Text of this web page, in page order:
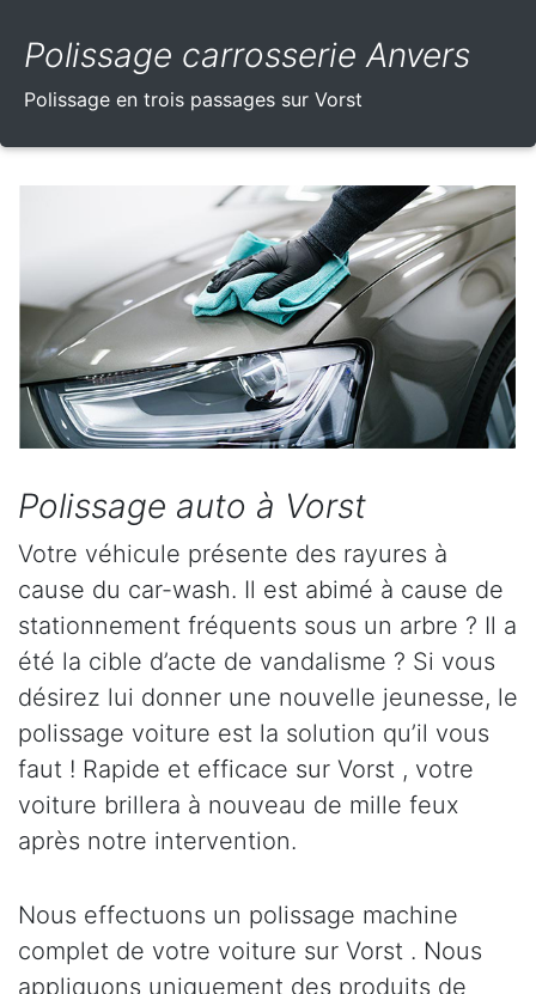
Polissage carrosserie Anvers
Polissage en trois passages sur Vorst
Polissage auto à Vorst
Votre véhicule présente des rayures à
cause du car-wash. Il est abimé à cause de
stationnement fréquents sous un arbre ? Il a
été la cible d’acte de vandalisme ? Si vous
désirez lui donner une nouvelle jeunesse, le
polissage voiture est la solution qu’il vous
faut ! Rapide et efficace sur Vorst , votre
voiture brillera à nouveau de mille feux
après notre intervention.
Nous effectuons un polissage machine
complet de votre voiture sur Vorst . Nous
appliquons uniquement des produits de